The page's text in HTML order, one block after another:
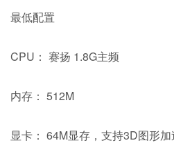
最低配置
CPU： 赛扬 1.8G主频
内存： 512M
显卡： 64M显存，支持3D图形